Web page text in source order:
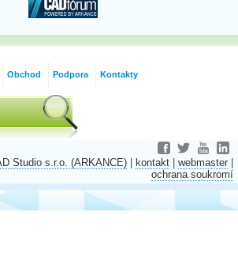
Obchod Podpora Kontakty
Studio s.r.o. (ARKANCE) kontakt webmaster
ochrana soukromí